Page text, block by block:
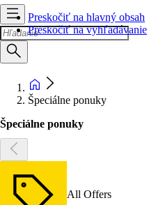
Preskočiť na hlavný obsah
Preskočiť na vyhľadávanie
Špeciálne ponuky
Špeciálne ponuky
All Offers